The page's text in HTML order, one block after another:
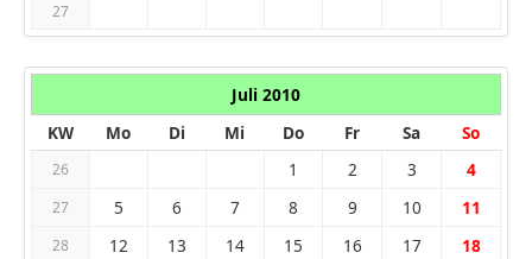
27
Juli 2010
KW
Mo Di Mi Do Fr Sa So
26 1 2 3 4
27 5 6 7 8 9 10 11
28 12 13 14 15 16 17 18